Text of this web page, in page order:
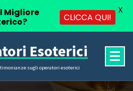
Esoterici
sugli operatori esoterici
Migliore
CLICCA QUI!
X